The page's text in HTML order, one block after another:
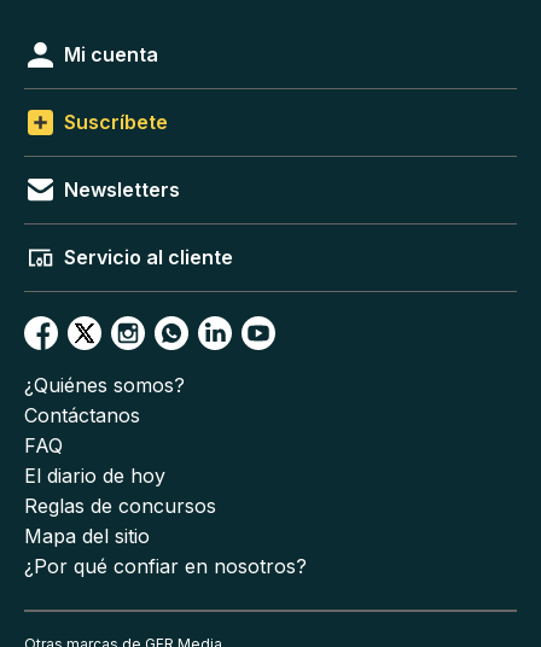
Mi cuenta
Suscríbete
Newsletters
Servicio al cliente
¿Quiénes somos?
Contáctanos
FAQ
El diario de hoy
Reglas de concursos
Mapa del sitio
¿Por qué confiar en nosotros?